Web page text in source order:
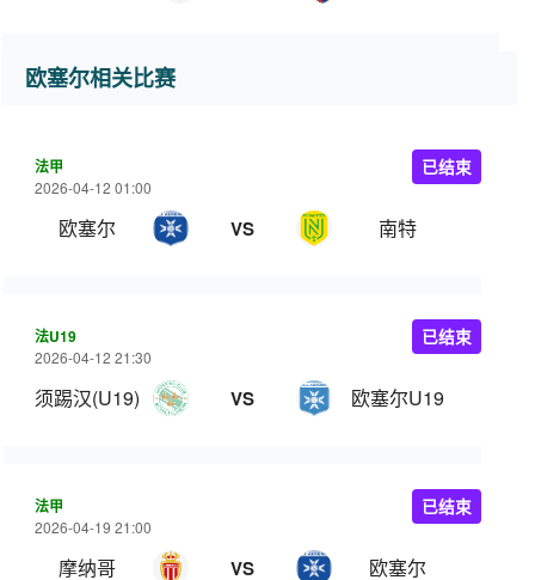
欧塞尔相关比赛
法甲
2026-04-12 01:00
欧塞尔 VS 南特
已结束
法U19
2026-04-12 21:30
须踢汉(U19) VS 欧塞尔U19
已结束
法甲
2026-04-19 21:00
摩纳哥 VS 欧塞尔
已结束